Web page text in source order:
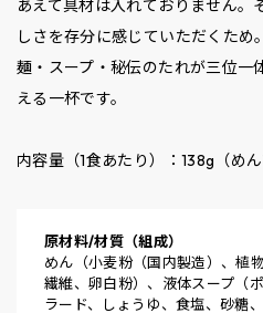
あえて具材は入れておりません
しさを存分に感じていただくため。
麺・スープ・秘伝のたれが三位一
える一杯です。
内容量（1食あたり）：138g（めん
原材料/材質（組成）
めん（小麦粉（国内製造）、植
繊維、卵白粉）、液体スープ（
ラード、しょうゆ、食塩、砂糖